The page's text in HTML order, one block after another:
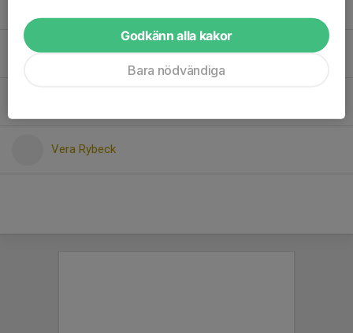
Leo Moberg
Vera Rybeck
Godkänn alla kakor
Bara nödvändiga